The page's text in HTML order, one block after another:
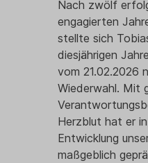
Nach zwölf
engagierten
stellte sich
diesjährigen
vom 21.02.2026
Wiederwahl. Mit
Herzblut hat er
Entwicklung
maßgeblich